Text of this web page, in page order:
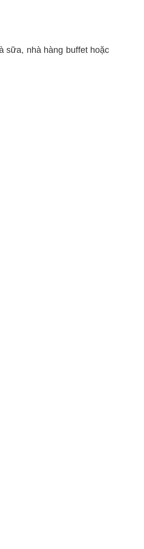
sữa, nhà hàng buffet hoặc